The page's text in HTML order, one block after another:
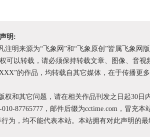
明:
注明来源为“飞象网”和“飞象原创”皆属飞象网
可以转载，请必须保持转载文章、图像、音视
的作品，均转载自其它媒体，在于传播更
权和其它问题，请在相关作品刊发之日起30日
87765777，邮件后缀为cctime.com，冒充
行为，均不能代表本站。本站拥有对此声明的最